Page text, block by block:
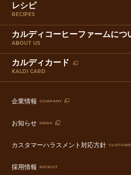
レシピ
RECIPES
カルディコーヒーファームにつ
ABOUT US
カルディカード
KALDI CARD
企業情報 COMPANY
お知らせ NEWS
カスタマーハラスメント対応方針
採用情報 RECRUIT